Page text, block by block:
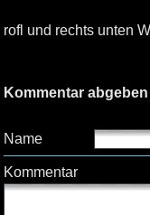
rofl und rechts unten
Kommentar abgeben
Name
Kommentar